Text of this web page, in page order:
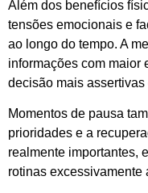
Além dos benefícios
tensões emocionais e
ao longo do tempo. A
informações com maior
decisão mais
Momentos de pausa
prioridades e a
realmente importantes,
rotinas excessivamente